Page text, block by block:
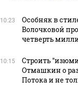
10:23
Особняк в
Волочковой
четверть
10:15
Строить
Отмашкин о
Потока и не